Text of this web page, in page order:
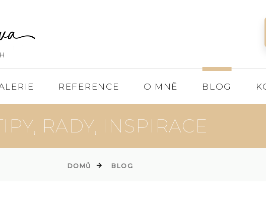
REFERENCE O MNĚ BLOG
RADY, INSPIRACE
DOMŮ BLOG